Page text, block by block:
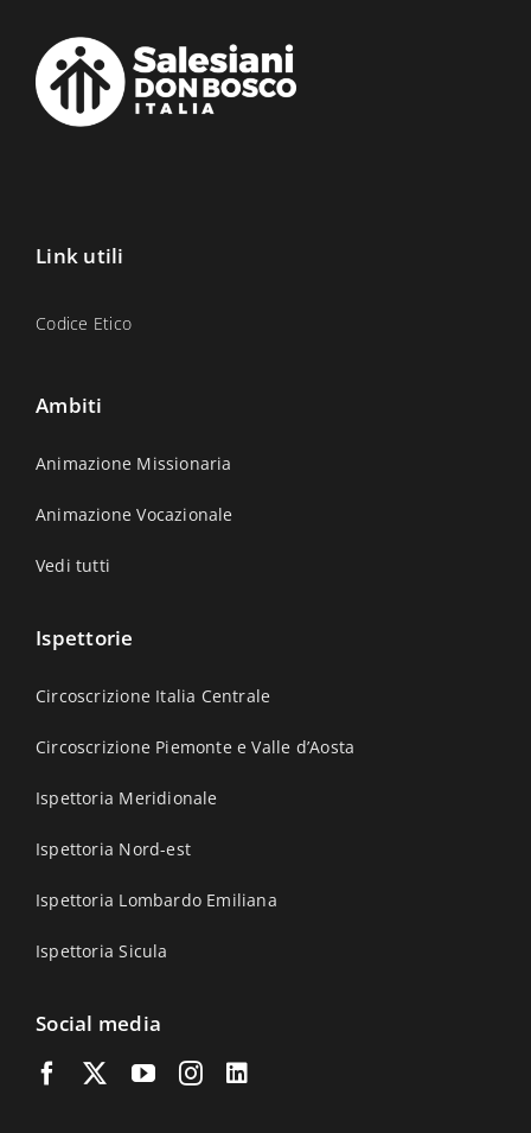
Link utili
Codice Etico
Ambiti
Animazione Missionaria
Animazione Vocazionale
Vedi tutti
Ispettorie
Circoscrizione Italia Centrale
Circoscrizione Piemonte e Valle d’Aosta
Ispettoria Meridionale
Ispettoria Nord-est
Ispettoria Lombardo Emiliana
Ispettoria Sicula
Social media